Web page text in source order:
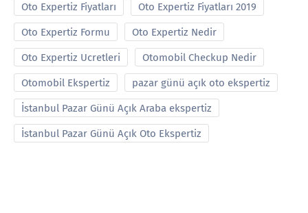
Oto Expertiz Fiyatları Oto Expertiz Fiyatları 2019
Oto Expertiz Formu Oto Expertiz Nedir
Oto Expertiz Ucretleri Otomobil Checkup Nedir
Otomobil Ekspertiz pazar günü açık oto ekspertiz
İstanbul Pazar Günü Açık Araba ekspertiz
İstanbul Pazar Günü Açık Oto Ekspertiz